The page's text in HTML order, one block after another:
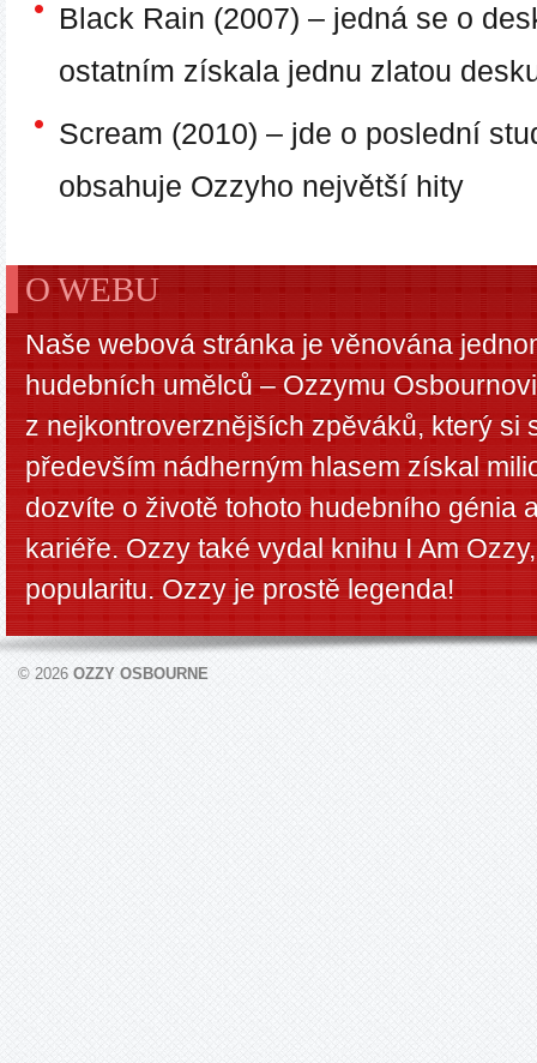
Black Rain (2007) – jedná se o
ostatním získala jednu zlatou
Scream (2010) – jde o poslední
obsahuje Ozzyho největší hity
O WEBU
Naše webová stránka je věnována
hudebních umělců – Ozzymu
z nejkontroverznějších zpěváků, který si
především nádherným hlasem získal
dozvíte o životě tohoto hudebního génia
kariéře. Ozzy také vydal knihu I Am
popularitu. Ozzy je prostě legenda!
© 2026 OZZY OSBOURNE